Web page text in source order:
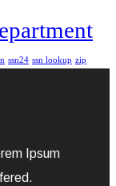
ssn24 ssn lookup zip
Ipsum